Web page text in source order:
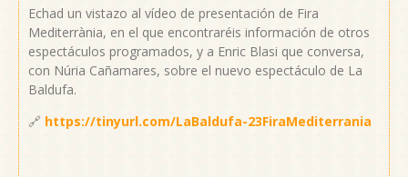
Echad un vistazo al vídeo de presentación de Fira
Mediterrània, en el que encontraréis información de otros
espectáculos programados, y a Enric Blasi que conversa,
con Núria Cañamares, sobre el nuevo espectáculo de La
Baldufa.
🔗 https://tinyurl.com/LaBaldufa-23FiraMediterrania